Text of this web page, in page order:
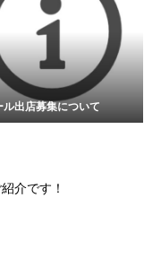
ル出店募集について
介です！